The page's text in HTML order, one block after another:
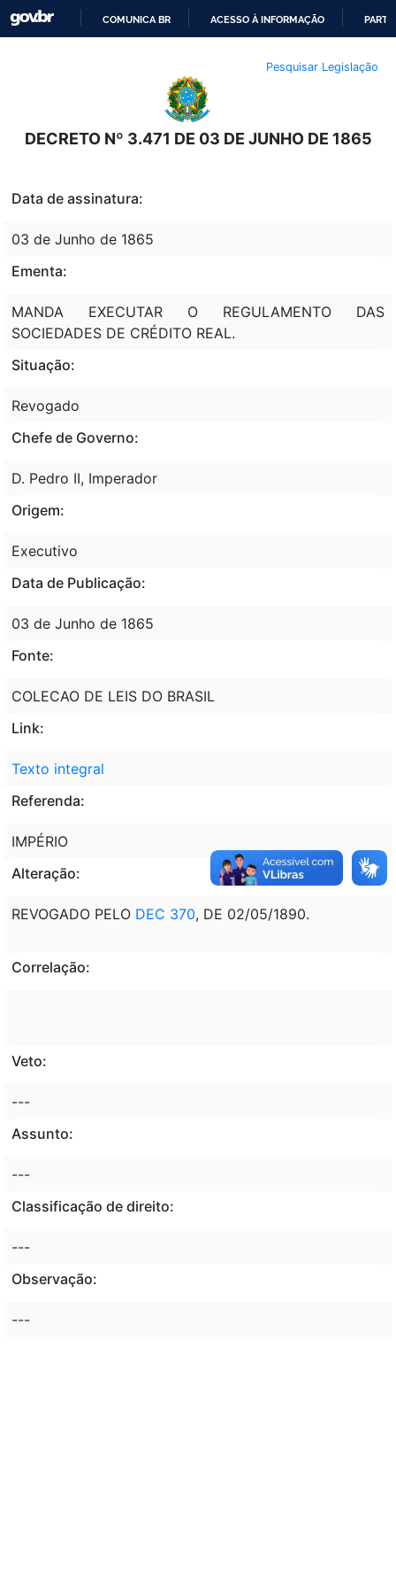
O
CONTEÚDO
COMUNICA BR ACESSO À INFORMAÇÃO
Pesquisar Legislação
DECRETO Nº 3.471 DE 03 DE JUNHO DE 1865
Data de assinatura:
03 de Junho de 1865
Ementa:
MANDA EXECUTAR O REGULAMENTO DAS
SOCIEDADES DE CRÉDITO REAL.
Situação:
Revogado
Chefe de Governo:
D. Pedro II, Imperador
Origem:
Executivo
Data de Publicação:
03 de Junho de 1865
Fonte:
COLECAO DE LEIS DO BRASIL
Link:
Texto integral
Referenda:
IMPÉRIO
Alteração:
REVOGADO PELO DEC 370, DE 02/05/1890.
Correlação:
Veto:
---
Assunto:
---
Classificação de direito:
---
Observação:
---